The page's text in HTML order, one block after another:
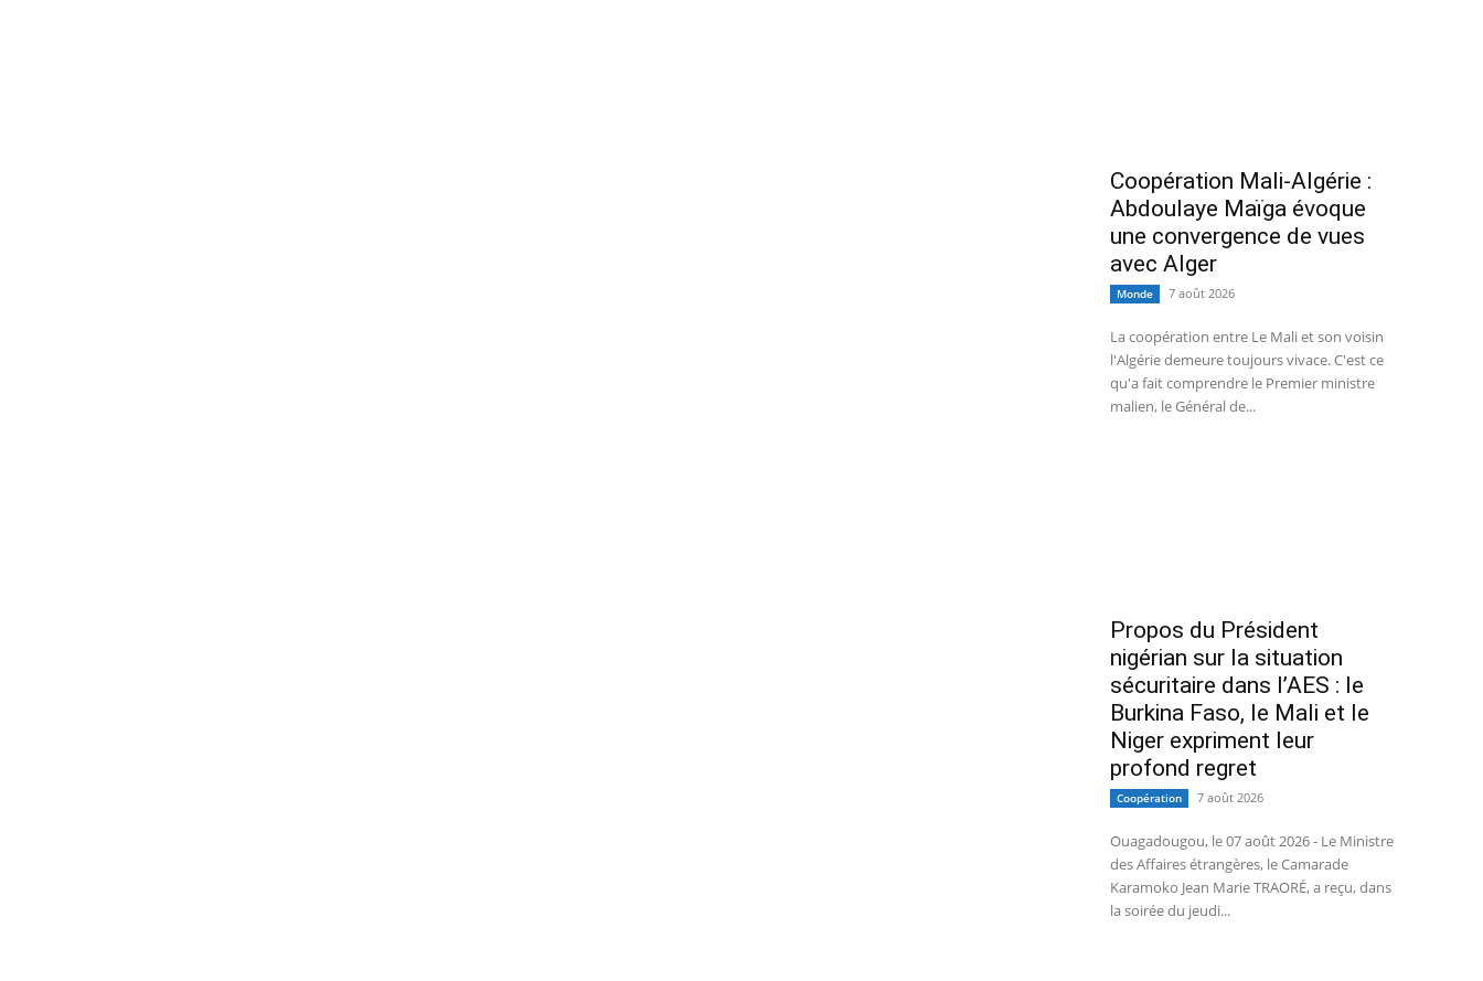
Coopération Mali-Algérie :
Abdoulaye Maïga évoque
une convergence de vues
avec Alger
Monde 7 août 2026
La coopération entre Le Mali et son voisin
l'Algérie demeure toujours vivace. C'est ce
qu'a fait comprendre le Premier ministre
malien, le Général de...
Propos du Président
nigérian sur la situation
sécuritaire dans l’AES : le
Burkina Faso, le Mali et le
Niger expriment leur
profond regret
Coopération 7 août 2026
Ouagadougou, le 07 août 2026 - Le Ministre
des Affaires étrangères, le Camarade
Karamoko Jean Marie TRAORÉ, a reçu, dans
la soirée du jeudi...